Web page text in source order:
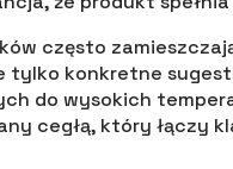
często
tylko konkretne
do wysokich
cegłą, który łączy